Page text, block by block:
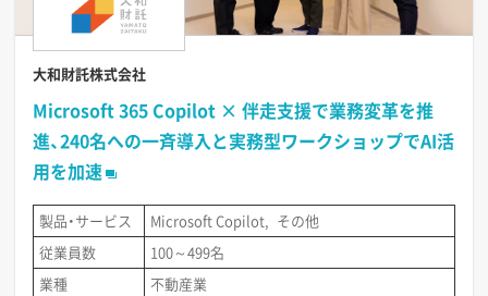
大和財託株式会社
Microsoft 365 Copilot × 伴走支援で業務変革を推
進、240名への一斉導入と実務型ワークショップでAI活
用を加速
製品・サービス Microsoft Copilot
その他
従業員数
100～499名
業種
不動産業